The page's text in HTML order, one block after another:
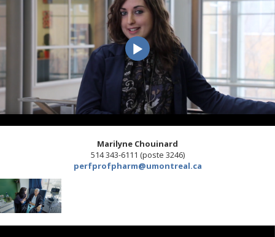
Marilyne Chouinard
514 343-6111 (poste 3246)
perfprofpharm@umontreal.ca